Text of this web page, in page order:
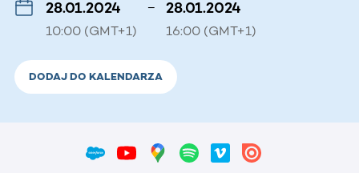
28.01.2024
10:00 (GMT+1)
– 28.01.2024
16:00 (GMT+1)
DODAJ DO KALENDARZA